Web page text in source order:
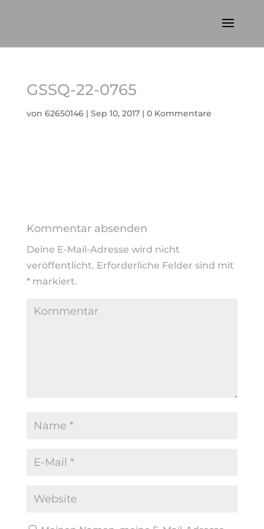
GSSQ-22-0765
von 62650146| Sep 10, 2017| 0 Kommentare
Kommentar absenden
Deine E-Mail-Adresse wird nicht
veröffentlicht. Erforderliche Felder sind mit
*markiert.